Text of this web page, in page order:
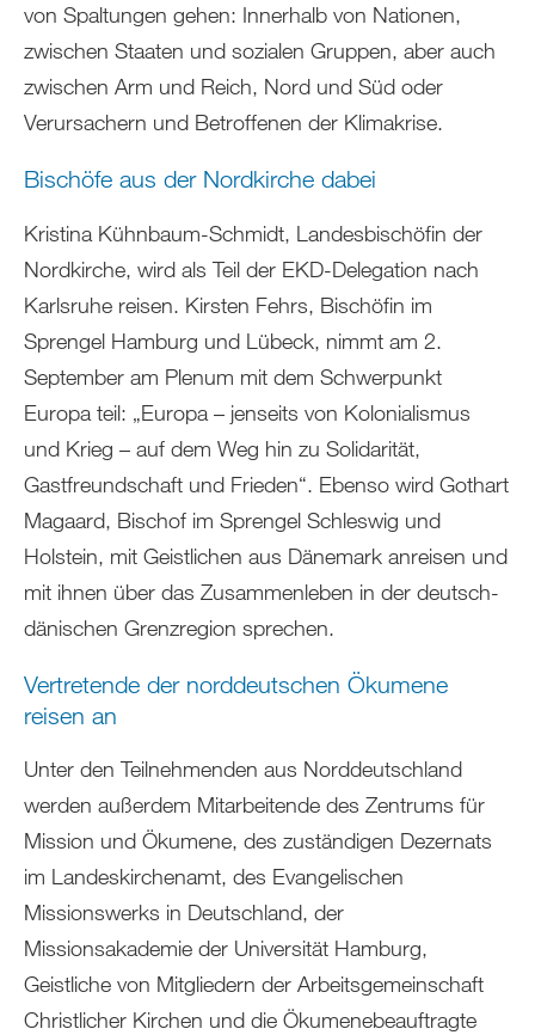
von Spaltungen gehen: Innerhalb von Nationen,
zwischen Staaten und sozialen Gruppen, aber auch
zwischen Arm und Reich, Nord und Süd oder
Verursachern und Betroffenen der Klimakrise.
Bischöfe aus der Nordkirche dabei
Kristina Kühnbaum-Schmidt, Landesbischöfin der
Nordkirche, wird als Teil der EKD-Delegation nach
Karlsruhe reisen. Kirsten Fehrs, Bischöfin im
Sprengel Hamburg und Lübeck, nimmt am 2.
September am Plenum mit dem Schwerpunkt
Europa teil: „Europa – jenseits von Kolonialismus
und Krieg – auf dem Weg hin zu Solidarität,
Gastfreundschaft und Frieden“. Ebenso wird Gothart
Magaard, Bischof im Sprengel Schleswig und
Holstein, mit Geistlichen aus Dänemark anreisen und
mit ihnen über das Zusammenleben in der deutsch-
dänischen Grenzregion sprechen.
Vertretende der norddeutschen Ökumene
reisen an
Unter den Teilnehmenden aus Norddeutschland
werden außerdem Mitarbeitende des Zentrums für
Mission und Ökumene, des zuständigen Dezernats
im Landeskirchenamt, des Evangelischen
Missionswerks in Deutschland, der
Missionsakademie der Universität Hamburg,
Geistliche von Mitgliedern der Arbeitsgemeinschaft
Christlicher Kirchen und die Ökumenebeauftragte